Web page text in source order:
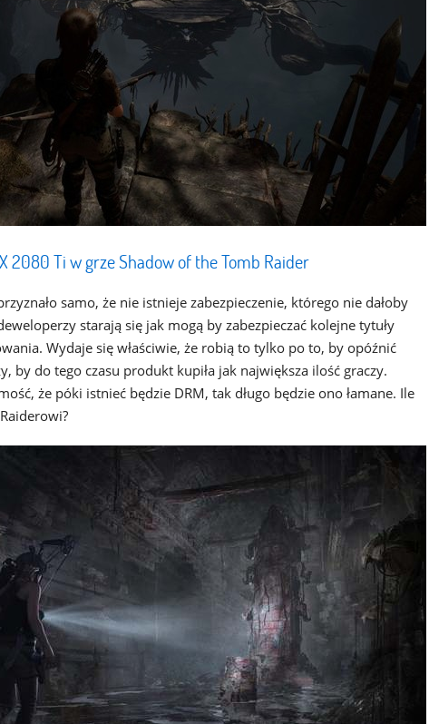
2080 Ti w grze Shadow of the Tomb Raider
samo, że nie istnieje zabezpieczenie, którego nie dałoby
starają się jak mogą by zabezpieczać kolejne tytuły
Wydaje się właściwie, że robią to tylko po to, by opóźnić
by do tego czasu produkt kupiła jak największa ilość graczy.
że póki istnieć będzie DRM, tak długo będzie ono łamane. Ile